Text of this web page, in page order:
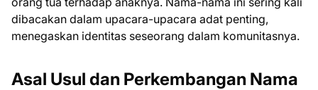
dibacakan dalam upacara-upacara adat penting,
menegaskan identitas seseorang dalam komunitasnya.
Asal Usul dan Perkembangan Nama